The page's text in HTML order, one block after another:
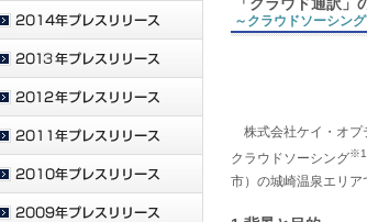
～クラウドソーシン
株式会社ケイ・オプ
クラウドソーシング※1
市）の城崎温泉エリア